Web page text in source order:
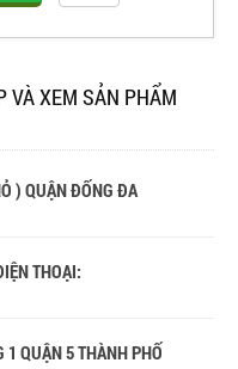
VÀ XEM SẢN PHẨM
) QUẬN ĐỐNG ĐA
THOẠI:
QUẬN 5 THÀNH PHỐ